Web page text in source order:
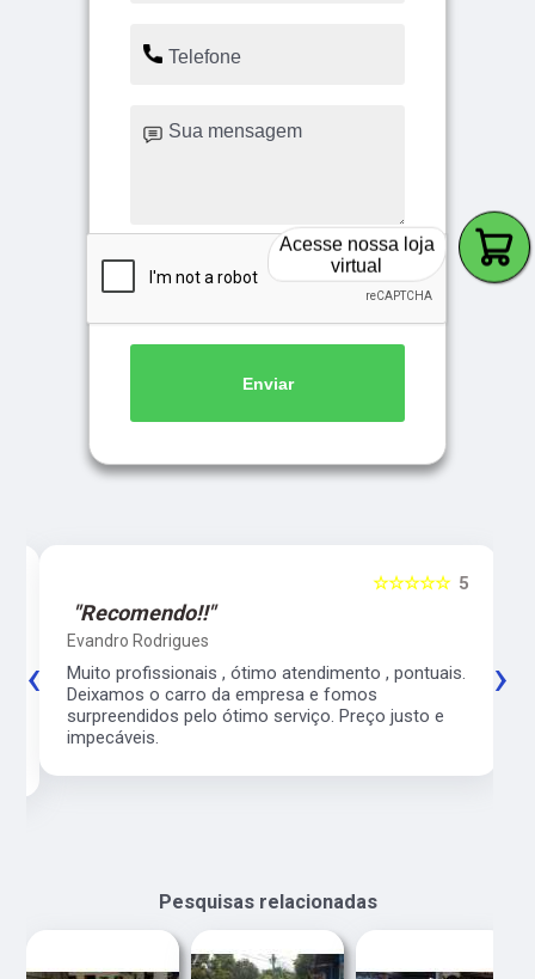
Enviar
5
☆☆☆☆☆
"Recomendo!!"
Evandro Rodrigues
Muito profissionais , ótimo atendimento , pontuais.
Deixamos o carro da empresa e fomos
surpreendidos pelo ótimo serviço. Preço justo e
impecáveis.
‹ ›
Pesquisas relacionadas
Acesse nossa loja
virtual